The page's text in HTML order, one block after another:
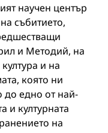
научен център
събитието,
и Методий, на
и на
която ни
до едно от най-
и културната
на